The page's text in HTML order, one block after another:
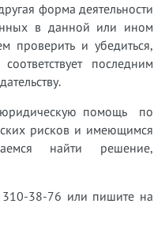
форма деятельности
в данной или ином
проверить и убедиться,
последним
помощь по
рисков и имеющимся
найти решение,
38-76 или пишите на